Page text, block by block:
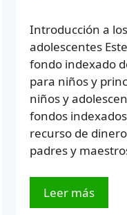
Introducción a
adolescentes
fondo indexado
para niños y
niños y
fondos
recurso de
padres y
Leer más